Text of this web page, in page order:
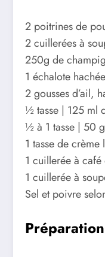
2 poitrines de
2 cuillerées à
250g de
1 échalote hachée
2 gousses d’ail,
½ tasse | 125 ml
½ à 1 tasse | 50
1 tasse de
1 cuillerée à
1 cuillerée à
Sel et poivre